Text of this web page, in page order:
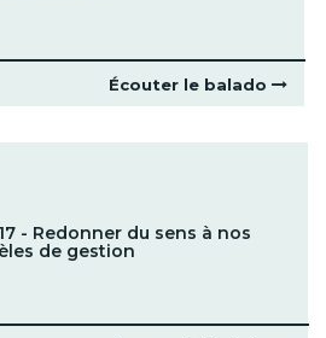
Écouter le balado
- Redonner du sens à nos
de gestion